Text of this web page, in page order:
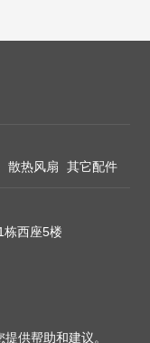
散热风扇 其它配件
栋西座5楼
供帮助和建议。